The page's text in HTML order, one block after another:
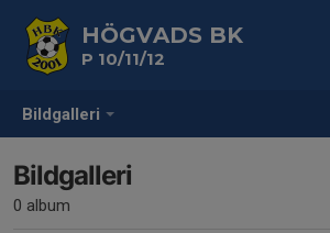
Bildgalleri
HÖGVADS BK
P 10/11/12
Bildgalleri
0 album